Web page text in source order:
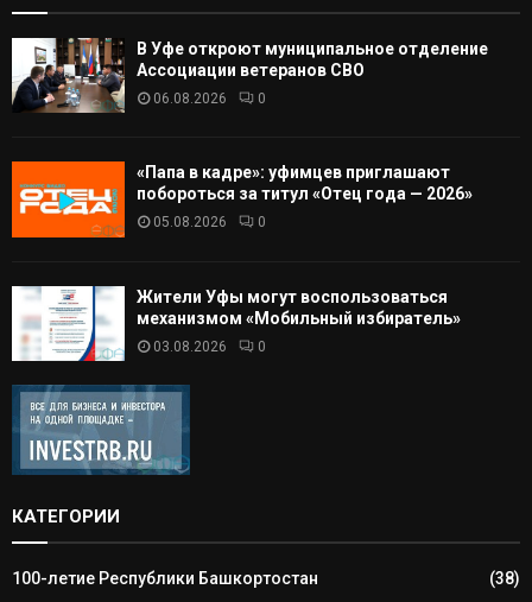
В Уфе откроют муниципальное отделение
Ассоциации ветеранов СВО
06.08.2026 0
«Папа в кадре»: уфимцев приглашают
побороться за титул «Отец года — 2026»
05.08.2026 0
Жители Уфы могут воспользоваться
механизмом «Мобильный избиратель»
03.08.2026 0
КАТЕГОРИИ
100-летие Республики Башкортостан
(38)